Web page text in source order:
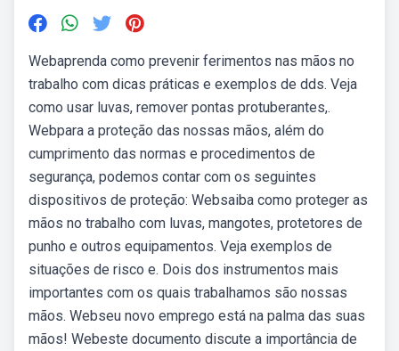
Webaprenda como prevenir ferimentos nas mãos no
trabalho com dicas práticas e exemplos de dds. Veja
como usar luvas, remover pontas protuberantes,.
Webpara a proteção das nossas mãos, além do
cumprimento das normas e procedimentos de
segurança, podemos contar com os seguintes
dispositivos de proteção: Websaiba como proteger as
mãos no trabalho com luvas, mangotes, protetores de
punho e outros equipamentos. Veja exemplos de
situações de risco e. Dois dos instrumentos mais
importantes com os quais trabalhamos são nossas
mãos. Webseu novo emprego está na palma das suas
mãos! Webeste documento discute a importância de